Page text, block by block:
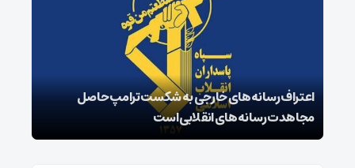
اعتراف رسانه‌های خارجی به شکست ترامپ حاصل
مجاهدت رسانه‌های انقلابی است